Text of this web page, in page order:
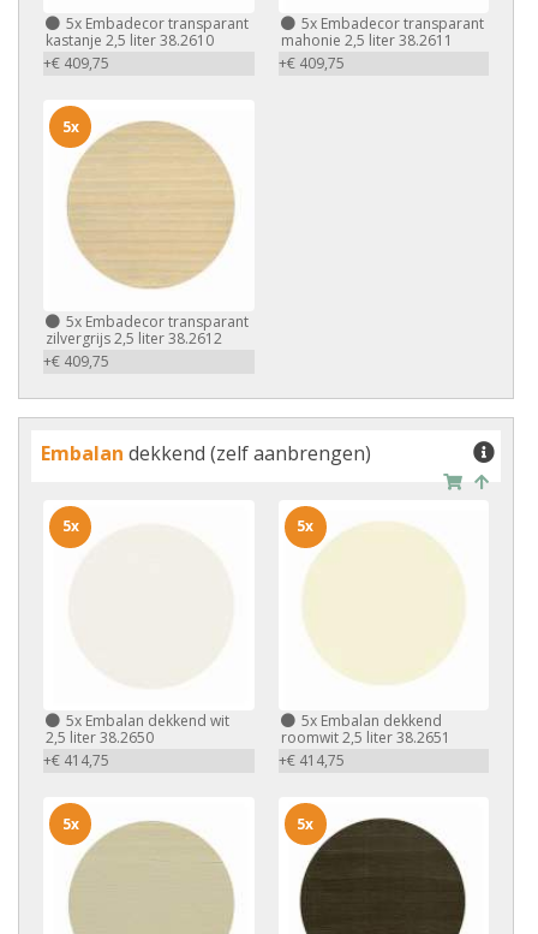
5x Embadecor transparant
kastanje 2,5 liter 38.2610
+€ 409,75
5xEmbadecor transparant
mahonie 2,5 liter 38.2611
+€ 409,75
5x Embadecor transparant
zilvergrijs 2,5 liter 38.2612
+€ 409,75
5x
Embalan dekkend (zelf aanbrengen)
5x Embalan dekkend wit
2,5 liter 38.2650
+€ 414,75
5x
5xEmbalan dekkend
roomwit 2,5 liter 38.2651
+€ 414,75
5x
5x 5x